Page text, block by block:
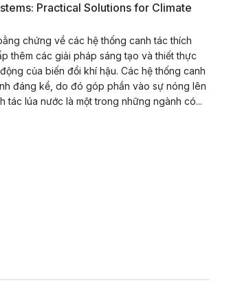
Practical Solutions for Climate
chứng về các hệ thống canh tác thích
thêm các giải pháp sáng tạo và thiết thực
của biến đổi khí hậu. Các hệ thống canh
đáng kể, do đó góp phần vào sự nóng lên
tác lúa nước là một trong những ngành có...